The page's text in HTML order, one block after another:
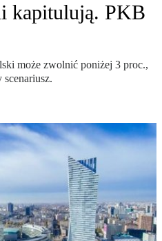
kapitulują. PKB
może zwolnić poniżej 3 proc.,